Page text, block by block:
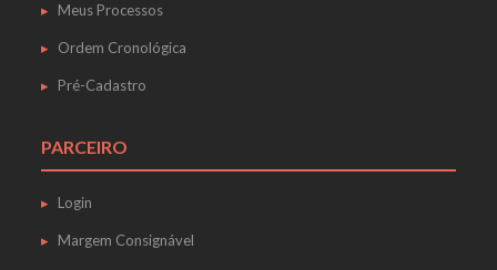
Meus Processos
Ordem Cronológica
Pré-Cadastro
PARCEIRO
Login
Margem Consignável